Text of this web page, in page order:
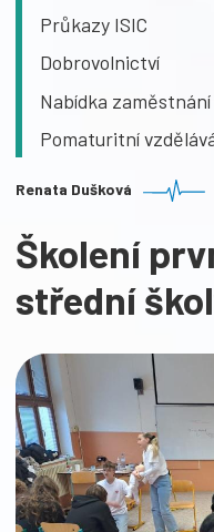
Průkazy ISIC
Dobrovolnictví
Nabídka zaměstnání
Pomaturitní
Renata Dušková
Školení
střední